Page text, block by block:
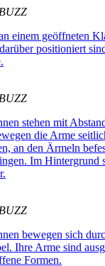
BUZZ
BUZZ
BUZZ